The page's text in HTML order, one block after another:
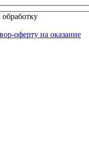
оферту на оказание